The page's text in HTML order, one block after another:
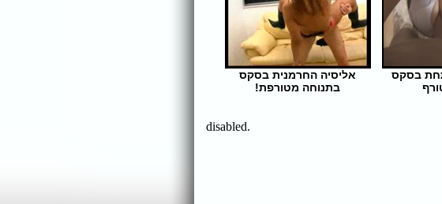
בסקס
אליסיה החרמנית בסקס
בתנוחה מטורפת!